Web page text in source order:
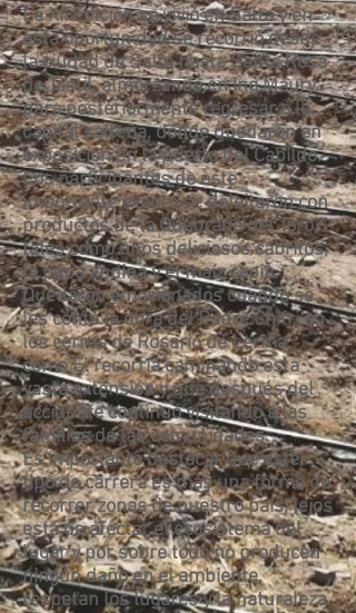
La XII Edición se vivió en Salta y en
esta oportunidad se recorrió desde
la ciudad de Salta hasta Santa Rosa
de Tastil, almorzando en Ing Maury
para posteriormente regresar a la
capital salteña, donde quedaron en
exposición en la puerta del Cabildo.
Los participantes de este
importante evento se deleitaron con
productos de la Quebrada del Toro,
tales como unos deliciosos cabritos,
la papa andina y el maíz capia.
Quedaron emocionados cuando se
les contó la obra del Padre Chifri en
los cerros de Rosario de Lerma,
como Él recorría caminando esta
vasta extensión y que después del
accidente continuó visitando a las
familias de las comunidades.
Es importante destacar que este
tipo de carrera es más una forma de
recorrer zonas de nuestro país, lejos
está de afectar el ecosistema del
lugar y por sobre todo no producen
ningún daño en el ambiente,
respetan los lugares y la naturaleza.